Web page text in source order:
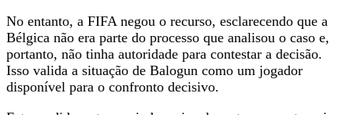
No entanto, a FIFA negou o recurso, esclarecendo que a
Bélgica não era parte do processo que analisou o caso e,
portanto, não tinha autoridade para contestar a decisão.
Isso valida a situação de Balogun como um jogador
disponível para o confronto decisivo.